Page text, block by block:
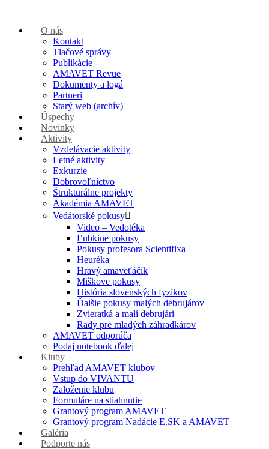
O nás
Kontakt
Tlačové správy
Publikácie
AMAVET Revue
Dokumenty a logá
Partneri
Starý web (archív)
Úspechy
Novinky
Aktivity
Vzdelávacie aktivity
Letné aktivity
Exkurzie
Dobrovoľníctvo
Štrukturálne projekty
Akadémia AMAVET
Vedátorské pokusy
Video – Vedotéka
Ľubkine pokusy
Pokusy profesora Scientifixa
Heuréka
Hravý amaveťáčik
Miškove pokusy
História slovenských fyzikov
Ďalšie pokusy malých debrujárov
Zvieratká a malí debrujári
Rady pre mladých záhradkárov
AMAVET odporúča
Podaj notebook ďalej
Kluby
Prehľad AMAVET klubov
Vstup do VIVANTU
Založenie klubu
Formuláre na stiahnutie
Grantový program AMAVET
Grantový program Nadácie E.SK a AMAVET
Galéria
Podporte nás